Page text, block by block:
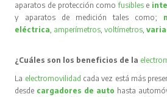
aparatos de protección comofusibles e
y aparatos de medición tales como;
eléctrica, amperímetros,voltímetros,
¿Cuáles son los beneficios de la
La electromovilidad cada vez está más
desde cargadores de auto hasta